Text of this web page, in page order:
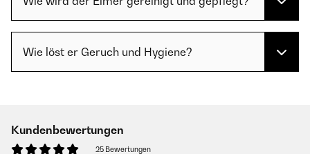
Wie löst er Geruch und Hygiene?
Kundenbewertungen
25 Bewertungen